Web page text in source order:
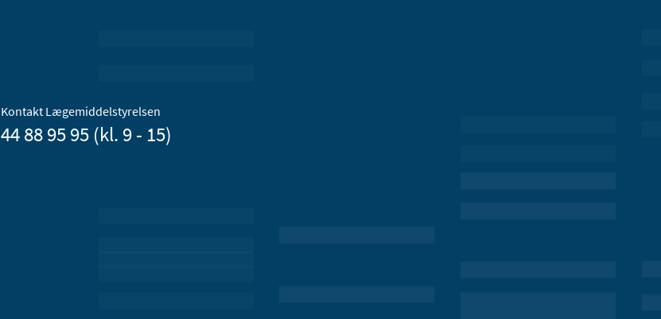
Kontakt Lægemiddelstyrelsen
44 88 95 95 (kl. 9 - 15)